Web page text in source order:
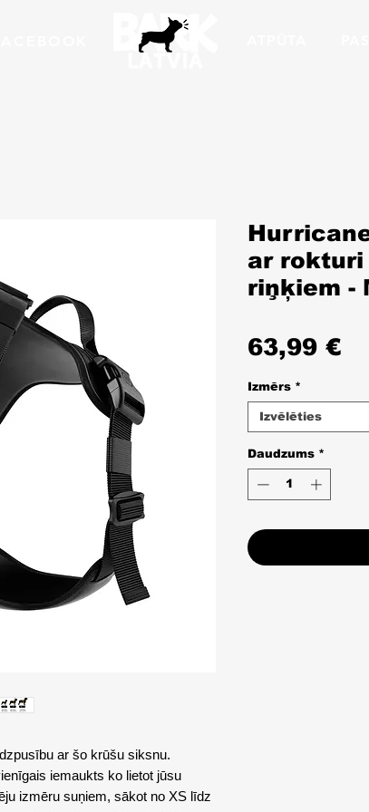
ar šo krūšu siksnu.
iemaukts ko lietot jūsu
izmēru suņiem, sākot no XS līdz
ar rokturi
riņķiem -
63,99 €
Izmērs *
Izvēlēties
Daudzums *